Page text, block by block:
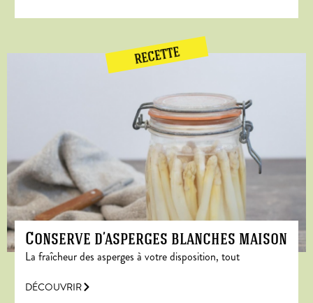
RECETTE
Conserve d’asperges blanches maison
La fraîcheur des asperges à votre disposition, tout
DÉCOUVRIR